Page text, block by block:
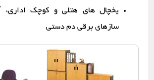
یخچال های هتلی و کوچک اداری،
سازهای برقی دم دستی